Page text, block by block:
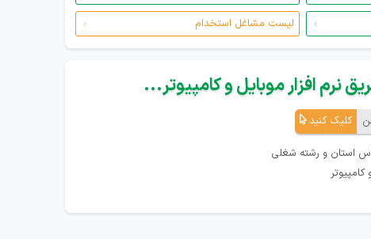
لیست مشاغل استخدام
نرم افزار موبایل و کامپیوتر...
کلیک کنید
استان و رشته شغلی